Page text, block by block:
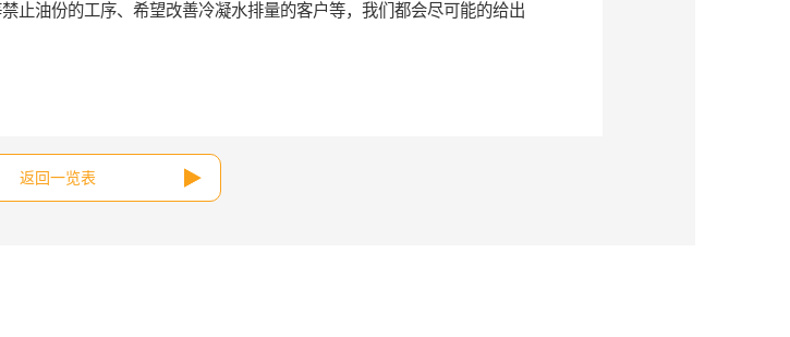
止油份的工序、希望改善冷凝水排量的客户等，我们都会尽可能的给出
返回一览表